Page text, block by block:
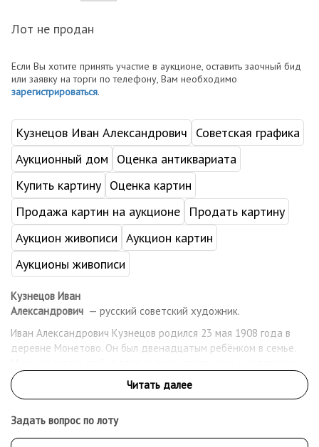
Лот не продан
Если Вы хотите принять участие в аукционе, оставить заочный бид
или заявку на торги по телефону, Вам необходимо
зарегистрироваться.
Кузнецов Иван Александрович
Советская графика
Аукционный дом
Оценка антиквариата
Купить картину Оценка картин
Продажа картин на аукционе
Продать картину
Аукцион живописи Аукцион картин
Аукционы живописи
Кузнецов Иван
Александрович — русский советский художник.
Иван Александрович Кузнецов родился 23 мая 1908 года в
деревне Монетово. Он был двенадцатым ребёнком в семье.
наблюдал за всяким лесным зверьем. И на любом найденном
клочке бумаги, на любой стенке пытался изобразить то, что
солдатиками унылый забор перед своей избой. За это отец
его крепко побил и заставил закрасить все рисунки густой
Задать вопрос по лоту